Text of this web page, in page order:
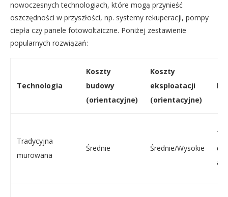
nowoczesnych technologiach, które mogą przynieść
oszczędności w przyszłości, np. systemy rekuperacji, pompy
ciepła czy panele fotowoltaiczne. Poniżej zestawienie
popularnych rozwiązań:
Technologia
Koszty
budowy
(orientacyjne)
Koszty
eksploatacji
(orientacyjne)
Tradycyjna
murowana
Średnie Średnie/Wysokie